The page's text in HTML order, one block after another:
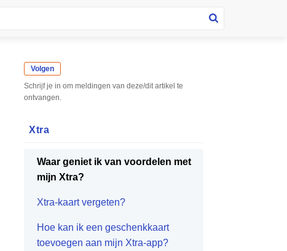
Volgen
Schrijf je in om meldingen van deze/dit artikel te
ontvangen.
Xtra
Waar geniet ik van voordelen met
mijn Xtra?
Xtra-kaart vergeten?
Hoe kan ik een geschenkkaart
toevoegen aan mijn Xtra-app?